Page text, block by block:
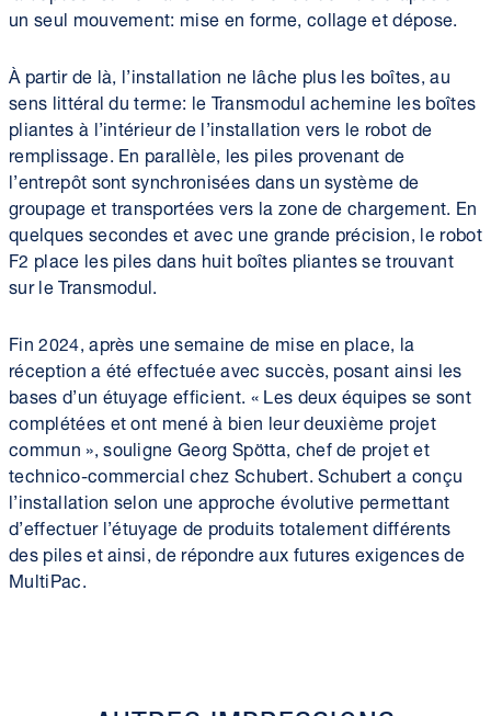
un seul mouvement: mise en forme, collage et dépose.
À partir de là, l’installation ne lâche plus les boîtes, au
sens littéral du terme: le Transmodul achemine les boîtes
pliantes à l’intérieur de l’installation vers le robot de
remplissage. En parallèle, les piles provenant de
l’entrepôt sont synchronisées dans un système de
groupage et transportées vers la zone de chargement. En
quelques secondes et avec une grande précision, le robot
F2 place les piles dans huit boîtes pliantes se trouvant
sur le Transmodul.
Fin 2024, après une semaine de mise en place, la
réception a été effectuée avec succès, posant ainsi les
bases d’un étuyage efficient. « Les deux équipes se sont
complétées et ont mené à bien leur deuxième projet
commun », souligne Georg Spötta, chef de projet et
technico-commercial chez Schubert. Schubert a conçu
l’installation selon une approche évolutive permettant
d’effectuer l’étuyage de produits totalement différents
des piles et ainsi, de répondre aux futures exigences de
MultiPac.